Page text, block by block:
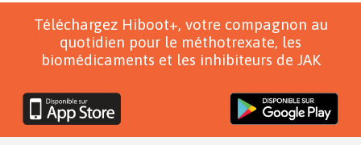
Téléchargez Hiboot+, votre compagnon au
quotidien pour le méthotrexate, les
biomédicaments et les inhibiteurs de JAK